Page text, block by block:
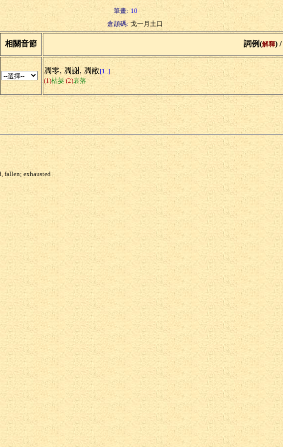
筆畫: 10
倉頡碼: 戈一月土口
相關音節 詞例(解釋) /
凋零, 凋謝, 凋敝[1..]
(1)枯萎 (2)衰落
fallen; exhausted